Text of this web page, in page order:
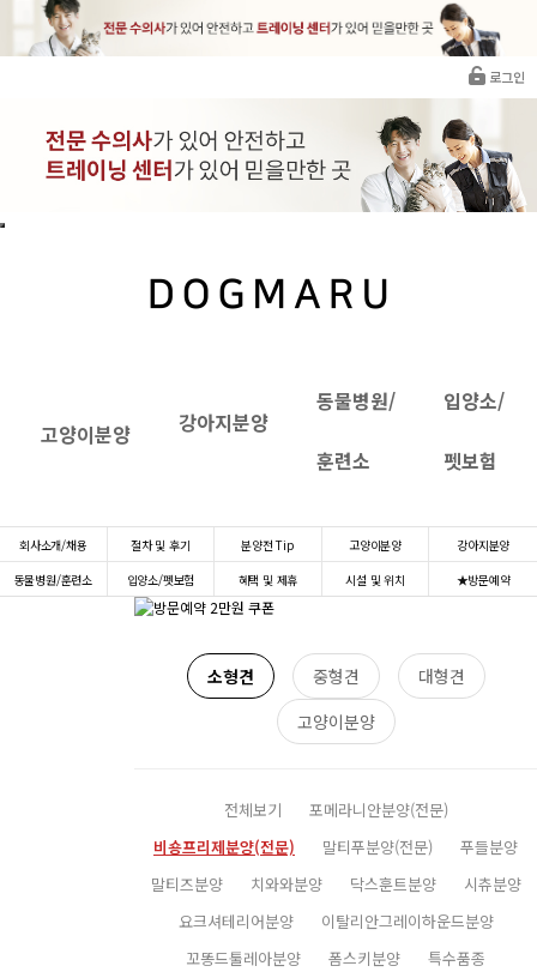
로그인
고양이분양 강아지분양
동물병원/
훈련소
입양소/
펫보험
회사소개/채용 절차 및 후기 분양전 Tip 고양이분양
강아지분양
동물병원/훈련소
입양소/펫보험 혜택 및 제휴 시설 및 위치 ★방문예약
소형견 중형견
대형견
고양이분양
전체보기
포메라니안분양(전문)
비숑프리제분양(전문)
말티푸분양(전문)
푸들분양
말티즈분양
치와와분양 닥스훈트분양
시츄분양
요크셔테리어분양
이탈리안그레이하운드분양
꼬똥드툴레아분양
폼스키분양 특수품종